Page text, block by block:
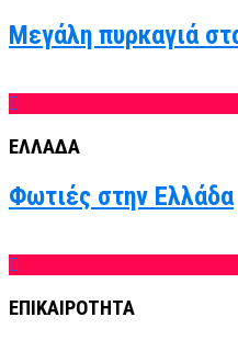
Μεγάλη πυρκαγιά
ΕΛΛΑΔΑ
Φωτιές στην Ελλάδα
ΕΠΙΚΑΙΡΟΤΗΤΑ